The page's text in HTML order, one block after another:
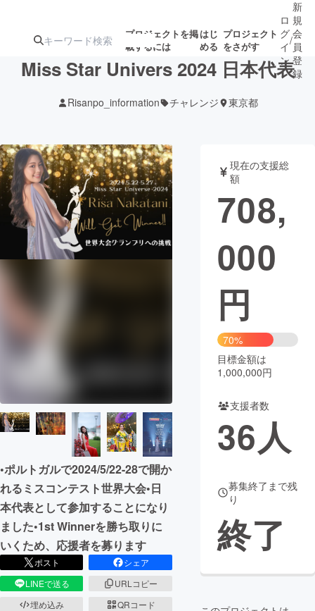
プロジェクトを掲
載するには
はじ
める
プロジェクト
をさがす
アート・写真
テクノロジー・ガジェット ゲーム・サ
書籍・雑誌
CAMPFIREふるさと納税machi-ya コミュニティ
ロ
グ
イ
ン
/
新
規
会
員
登
録
Miss Star Univers 2024 日本代表
Risanpo_information チャレンジ 東京都
•ポルトガルで2024/5/22-28で開か
れるミスコンテスト世界大会•日
本代表として参加することになり
ました•1st Winnerを勝ち取りに
いくため、応援者を募ります
ポスト
シェア
LINEで送る
URLコピー
埋め込み
QRコード
現在の支援総
額
708,
000
円
70%
目標金額は
1,000,000円
支援者数
36人
募集終了まで残
り
終了